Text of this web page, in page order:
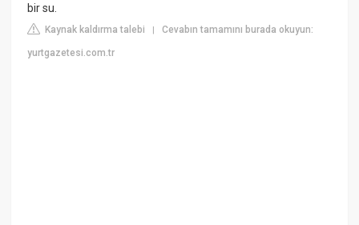
bir su.
Kaynak kaldırma talebi |Cevabın tamamını burada okuyun:
yurtgazetesi.com.tr